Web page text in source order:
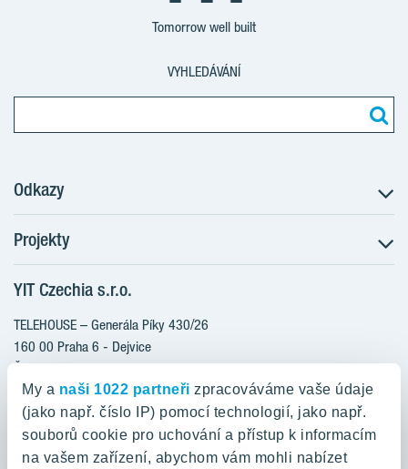
My a naši 1022 partneři zpracováváme vaše údaje
(jako např. číslo IP) pomocí technologií, jako např.
souborů cookie pro uchování a přístup k informacím
na vašem zařízení, abychom vám mohli nabízet
Tomorrow well built
VYHLEDÁVÁNÍ
Odkazy
Postup koupě
Klientské změny
Aktuality
Blog
Kariéra
O nás
YIT PLUS
Projekty
RANTA Barrandov III
RANTA Barrandov IV
TOIVO Roztyly II
KALEVALA
VIRTA Kladno
KATTILA Kamýk
YIT Czechia s.r.o.
TELEHOUSE – Generála Píky 430/26
160 00 Praha 6 - Dejvice
Česká republika
800 200 666
domov@yit.cz